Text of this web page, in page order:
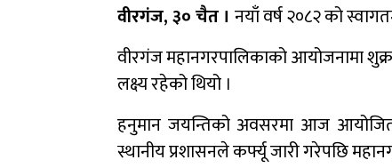
वीरगंज, ३० चैत । नयाँ वर्ष २०८२ को
वीरगंज महानगरपालिकाको आयोजनामा
लक्ष्य रहेको थियो ।
हनुमान जयन्तिको अवसरमा आज
स्थानीय प्रशासनले कर्फ्यू जारी गरेपछि